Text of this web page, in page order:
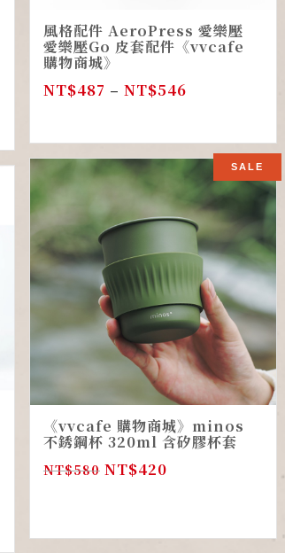
風格配件 AeroPress 愛樂壓
愛樂壓Go 皮套配件《vvcafe
購物商城》
NT$487 – NT$546
SALE
《vvcafe 購物商城》minos
不銹鋼杯 320ml 含矽膠杯套
NT$580 NT$420